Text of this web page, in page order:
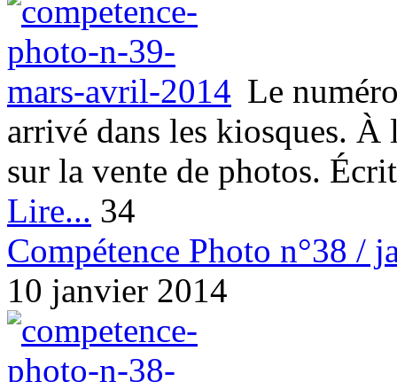
Le
arrivé dans les kiosques. À
sur la vente de photos.
Lire... 34
Compétence Photo n°38 /
10 janvier 2014